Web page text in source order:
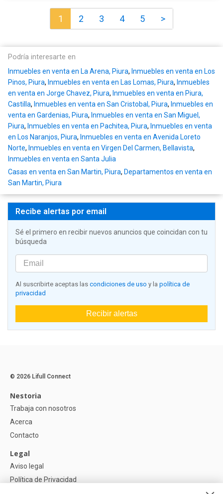
1 2 3 4 5 >
Podría interesarte en
Inmuebles en venta en La Arena, Piura, Inmuebles en venta en Los
Pinos, Piura, Inmuebles en venta en Las Lomas, Piura, Inmuebles
en venta en Jorge Chavez, Piura, Inmuebles en venta en Piura,
Castilla, Inmuebles en venta en San Cristobal, Piura, Inmuebles en
venta en Gardenias, Piura, Inmuebles en venta en San Miguel,
Piura, Inmuebles en venta en Pachitea, Piura, Inmuebles en venta
en Los Naranjos, Piura, Inmuebles en venta en Avenida Loreto
Norte, Inmuebles en venta en Virgen Del Carmen, Bellavista,
Inmuebles en venta en Santa Julia
Casas en venta en San Martin, Piura, Departamentos en venta en
San Martin, Piura
Recibe alertas por email
Sé el primero en recibir nuevos anuncios que coincidan con tu
búsqueda
Al suscribirte aceptas las condiciones de uso y la política de
privacidad
Recibir alertas
© 2026 Lifull Connect
Nestoria
Trabaja con nosotros
Acerca
Contacto
Legal
Aviso legal
Política de Privacidad